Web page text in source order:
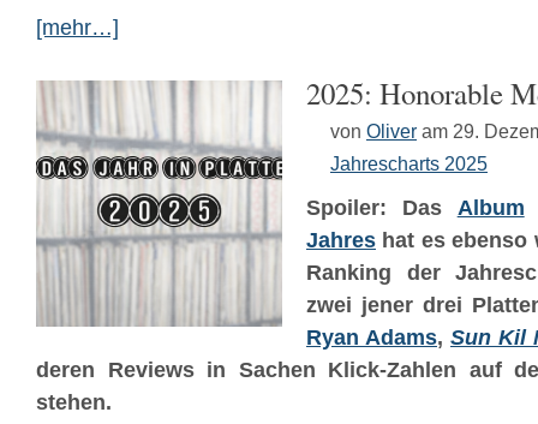
[mehr…]
2025: Honorable
von Oliver am 29.
Jahrescharts 2025
Spoiler: Das Album
Jahres hat es ebenso
Ranking der
zwei jener drei
Ryan Adams, Sun Kil
deren Reviews in Sachen Klick-Zahlen auf
stehen.